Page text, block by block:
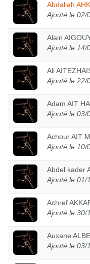
Abdallah
Ajouté le 02/
Alain
Ajouté le 14/
Ali
Ajouté le 22/
Adam AIT
Ajouté le 03/
Achour AIT
Ajouté le 10/
Abdel kader
Ajouté le 01/
Achref
Ajouté le 30/
Auxane
Ajouté le 03/